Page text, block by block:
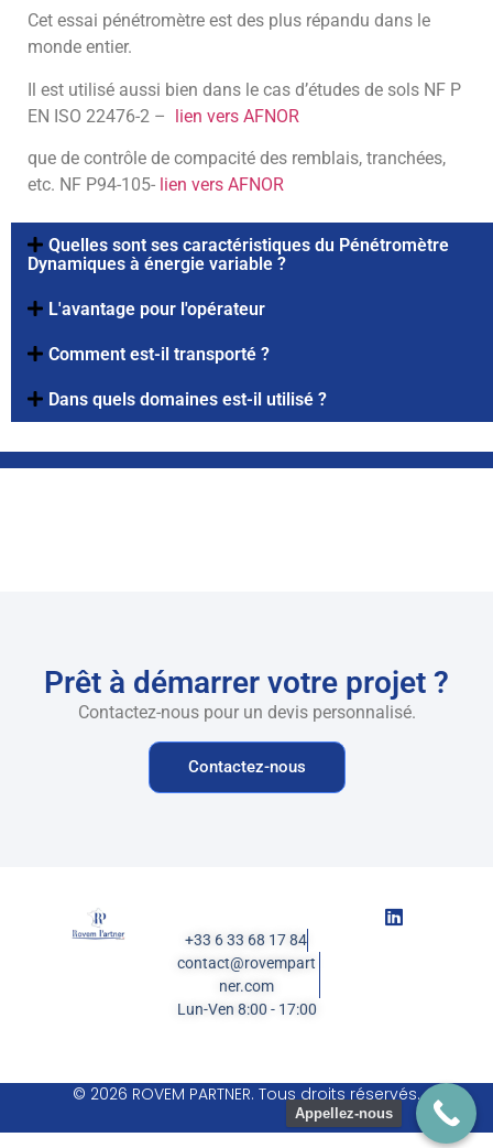
Cet essai pénétromètre est des plus répandu dans le
monde entier.
Il est utilisé aussi bien dans le cas d’études de sols NF P
EN ISO 22476-2 – lien vers AFNOR
que de contrôle de compacité des remblais, tranchées,
etc. NF P94-105- lien vers AFNOR
Quelles sont ses caractéristiques du Pénétromètre
Dynamiques à énergie variable ?
L'avantage pour l'opérateur
Comment est-il transporté ?
Dans quels domaines est-il utilisé ?
Prêt à démarrer votre projet ?
Contactez-nous pour un devis personnalisé.
Contactez-nous
+33 6 33 68 17 84
contact@rovempart
ner.com
Lun-Ven 8:00 - 17:00
© 2026 ROVEM PARTNER. Tous droits réservés.
Appellez-nous